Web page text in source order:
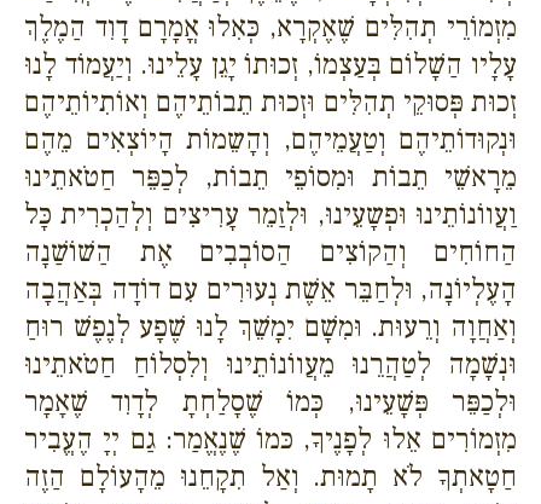
מִזְמוֹרֵי תְהִלִּים שֶׁאֶקְרָא, כְּאִלוּ אֳמָרָם דָוִד הַמֶלֶךְ
עָלָיו הַשָׁלוֹם בְּעַצְמוֹ, זְכוּתוֹ יָגֵן עָלֵינוּ. וְיַעֲמוֹד לָנוּ
זְכוּת פְּסוּקֵי תְהִלִּים וּזְכוּת תֵבוֹתֵיהֶם וְאוֹתִיוֹתֵיהֶם
וּנְקוּדוֹתֵיהֶם וְטַעֲמֵיהֶם, וְהָשֵמוֹת הָיוֹצְאִים מֵהֶם
מֵרָאשֵׁי תֵבוֹת וּמִסוֹפֵי תֵבוֹת, לְכַפֵּר חַטֹאתֵינוּ
וַעֲווֹנוֹתֵינוּ וּפְשָעֵינוּ, וּלְזַמֵר עָרִיצִים וְלְהַכְרִית כָּל
הַחוֹחִים וְהַקוֹצִים הַסוֹבְבִים אֶת הַשׁוֹשַׁנָה
הָעֶלְיוֹנָה, וּלְחַבֵּר אֵשֶׁת נְעוּרִים עִם דוֹדָה בְּאַהֲבָה
וְאַחֲוָה וְרֵעוּת. וּמִשָׁם יִמָשֵׁךְ לָנוּ שֶׁפָע לְנֶפֶשׁ רוּחַ
וּנְשָׁמָה לְטַהֲרֵנוּ מֵעֲווֹנוֹתֵינוּ וְלִסְלוֹחַ חַטֹאתֵינוּ
וּלְכַפֵּר פְּשָׁעֵינוּ, כְּמוֹ שֶׁסָלַחְתָ לְדָוִד שֶׁאָמָר
מִזְמוֹרִים אֵלוּ לְפָנֶיךָ, כּמוֹ שֶׁנֶאֱמַר: גַם יְיָ הֶעֱבִיר
חַטָאתְךָ לֹא תָמוּת. וְאַל תִקָחֵנוּ מֵהָעוֹלָם הַזֶה